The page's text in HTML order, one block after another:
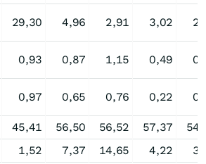
29,30 4,96 2,91 3,02
0,93 0,87 1,15 0,49
0,97 0,65 0,76 0,22
45,41 56,50 56,52 57,37
1,52 7,37 14,65 4,22